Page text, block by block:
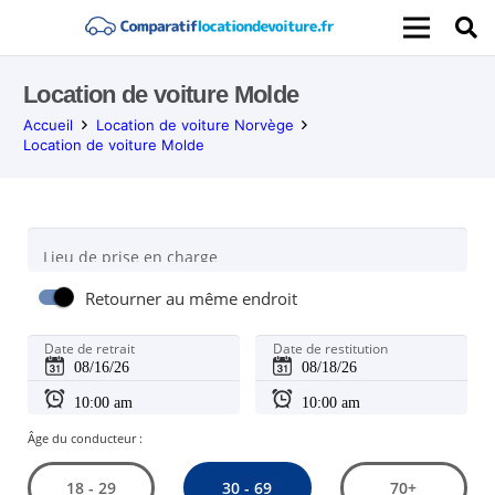
Location de voiture Molde
Accueil
Location de voiture Norvège
Location de voiture Molde
Lieu de prise en charge
Retourner au même endroit
Date de retrait Date de restitution
Âge du conducteur :
18 - 29 30 - 69 70+